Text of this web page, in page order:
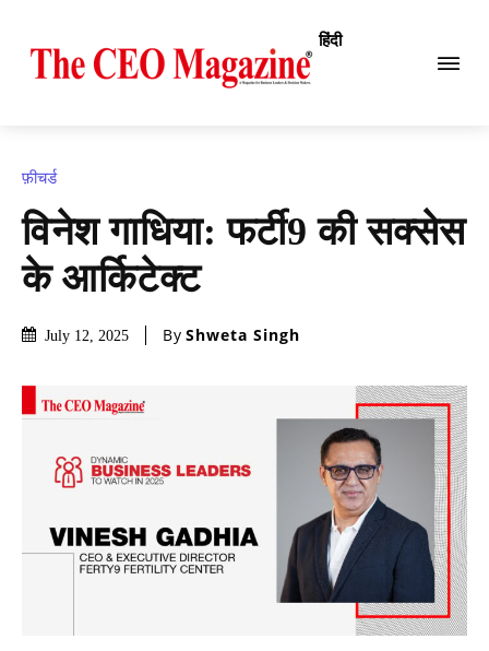
हिंदी
फ़ीचर्ड
विनेश गाधिया: फर्टी9 की सक्सेस
के आर्किटेक्ट
July 12, 2025 By Shweta Singh